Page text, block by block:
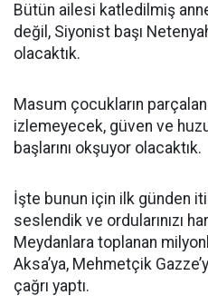
Bütün ailesi katledilmiş
değil, Siyonist başı
olacaktık.
Masum çocukların
izlemeyecek, güven ve
başlarını okşuyor olacaktık.
İşte bunun için ilk günden
seslendik ve ordularınızı
Meydanlara toplanan
Aksa’ya, Mehmetçik
çağrı yaptı.